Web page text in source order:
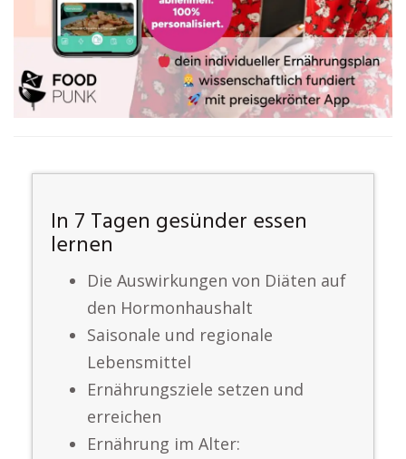
In 7 Tagen gesünder essen
lernen
Die Auswirkungen von Diäten auf
den Hormonhaushalt
Saisonale und regionale
Lebensmittel
Ernährungsziele setzen und
erreichen
Ernährung im Alter: